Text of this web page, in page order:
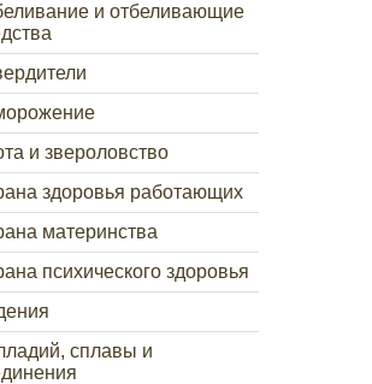
и отбеливающие
и звероловство
здоровья работающих
материнства
психического здоровья
сплавы и